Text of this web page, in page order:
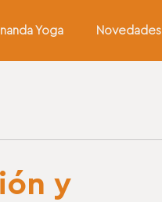
Yoga Novedades
y